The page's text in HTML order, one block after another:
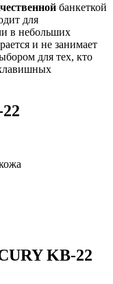
банкеткой
для
в небольших
и не занимает
для тех, кто
KB-22